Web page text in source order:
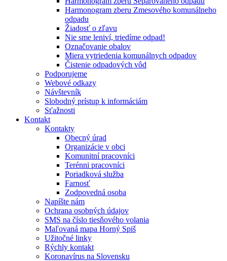
Harmonogram zberu Zmesového komunálneho
odpadu
Žiadosť o zľavu
Nie sme leniví, triedíme odpad!
Označovanie obalov
Miera vytriedenia komunálnych odpadov
Čistenie odpadových vôd
Podporujeme
Webové odkazy
Návštevník
Slobodný prístup k informáciám
Sťažnosti
Kontakt
Kontakty
Obecný úrad
Organizácie v obci
Komunitní pracovníci
Terénni pracovníci
Poriadková služba
Farnosť
Zodpovedná osoba
Napíšte nám
Ochrana osobných údajov
SMS na číslo tiesňového volania
Maľovaná mapa Horný Spiš
Užitočné linky
Rýchly kontakt
Koronavírus na Slovensku